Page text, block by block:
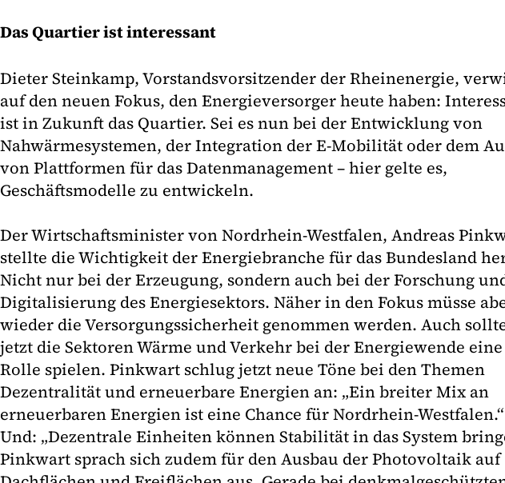
Das Quartier ist interessant
Dieter Steinkamp, Vorstandsvorsitzender der Rheinenergie,
auf den neuen Fokus, den Energieversorger heute haben:
ist in Zukunft das Quartier. Sei es nun bei der Entwicklung von
Nahwärmesystemen, der Integration der E-Mobilität oder dem
von Plattformen für das Datenmanagement – hier gelte es,
Geschäftsmodelle zu entwickeln.
Der Wirtschaftsminister von Nordrhein-Westfalen, Andreas
stellte die Wichtigkeit der Energiebranche für das Bundesland
Nicht nur bei der Erzeugung, sondern auch bei der Forschung
Digitalisierung des Energiesektors. Näher in den Fokus müsse
wieder die Versorgungssicherheit genommen werden. Auch
jetzt die Sektoren Wärme und Verkehr bei der Energiewende eine
Rolle spielen. Pinkwart schlug jetzt neue Töne bei den Themen
Dezentralität und erneuerbare Energien an: „Ein breiter Mix an
erneuerbaren Energien ist eine Chance für Nordrhein-Westfalen.“
Und: „Dezentrale Einheiten können Stabilität in das System
Pinkwart sprach sich zudem für den Ausbau der Photovoltaik auf